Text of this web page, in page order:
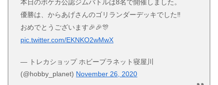
本日のポケカ公認ジムバトルは8名で開催しました。
優勝は、からあげさんのゴリランダーデッキでした‼️
おめでとうございます🎉🎉🎊
pic.twitter.com/EKNKO2wMwX
— トレカショップ ホビープラネット寝屋川
(@hobby_planet) November 26, 2020